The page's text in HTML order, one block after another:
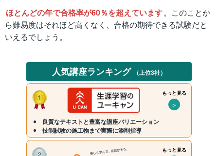
ほとんどの年で合格率が60％を超えています。このことか
ら難易度はそれほど高くなく、合格の期待できる試験だと
いえるでしょう。
人気講座ランキング （上位3社）
もっと見る
＞
良質なテキストと豊富な講座バリエーション
技能試験の施工物まで実際に添削指導
もっと見る